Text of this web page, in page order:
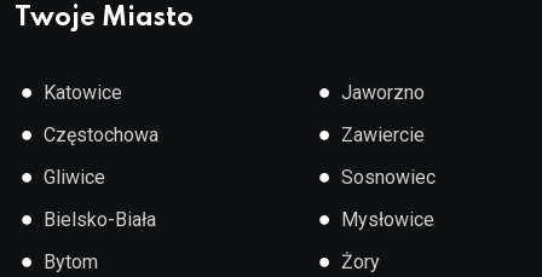
Twoje Miasto
● Katowice
● Częstochowa
● Gliwice
● Bielsko-Biała
● Bytom
● Jaworzno
● Zawiercie
● Sosnowiec
● Mysłowice
● Żory